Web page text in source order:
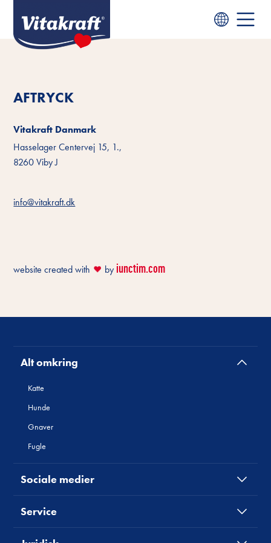
AFTRYCK
Vitakraft Danmark
Hasselager Centervej 15, 1.,
8260 Viby J
info@vitakraft.dk
website created with ❤️ by iunctim.com
Alt omkring
Katte
Hunde
Gnaver
Fugle
Sociale medier
Service